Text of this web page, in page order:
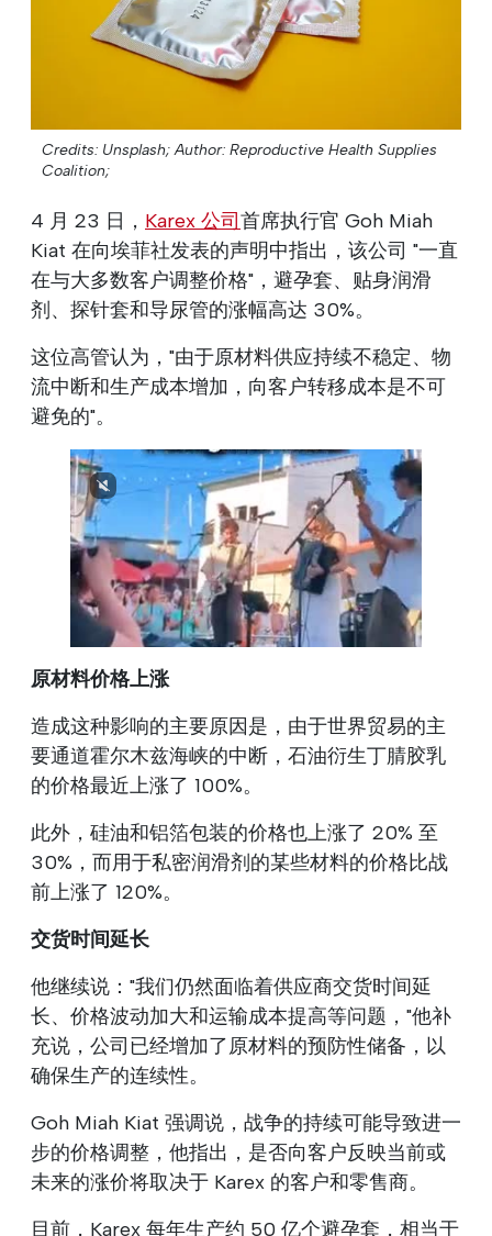
Credits: Unsplash; Author: Reproductive Health Supplies
Coalition;
4 月 23 日， Karex 公司首席执行官 Goh Miah
Kiat 在向埃菲社发表的声明中指出，该公司 "一直
在与大多数客户调整价格"，避孕套、贴身润滑
剂、探针套和导尿管的涨幅高达 30%。
这位高管认为，"由于原材料供应持续不稳定、物
流中断和生产成本增加，向客户转移成本是不可
避免的"。
原材料价格上涨
造成这种影响的主要原因是，由于世界贸易的主
要通道霍尔木兹海峡的中断，石油衍生丁腈胶乳
的价格最近上涨了 100%。
此外，硅油和铝箔包装的价格也上涨了 20% 至
30%，而用于私密润滑剂的某些材料的价格比战
前上涨了 120%。
交货时间延长
他继续说："我们仍然面临着供应商交货时间延
长、价格波动加大和运输成本提高等问题，"他补
充说，公司已经增加了原材料的预防性储备，以
确保生产的连续性。
Goh Miah Kiat 强调说，战争的持续可能导致进一
步的价格调整，他指出，是否向客户反映当前或
未来的涨价将取决于 Karex 的客户和零售商。
目前，Karex 每年生产约 50 亿个避孕套，相当于